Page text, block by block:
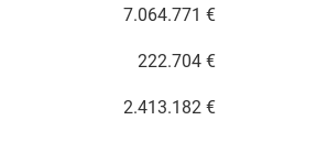
7.064.771 €
222.704 €
2.413.182 €